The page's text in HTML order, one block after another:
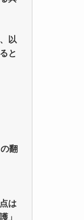
以
と
翻
は
」